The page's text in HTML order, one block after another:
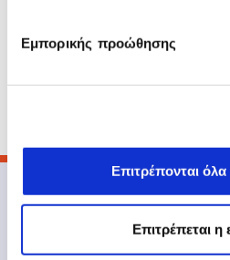
Εμπορικής προώθησης
Επιτρέπονται
Επιτρέπεται η
Στον κόσμο τουPYLON
χρόνου, πόρων και